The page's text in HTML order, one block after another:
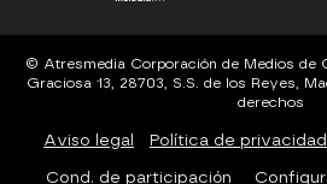
© Atresmedia Corporación de Medios de
Graciosa 13, 28703, S.S. de los Reyes,
derechos
Aviso legal Política de privacidad
Cond. de participación